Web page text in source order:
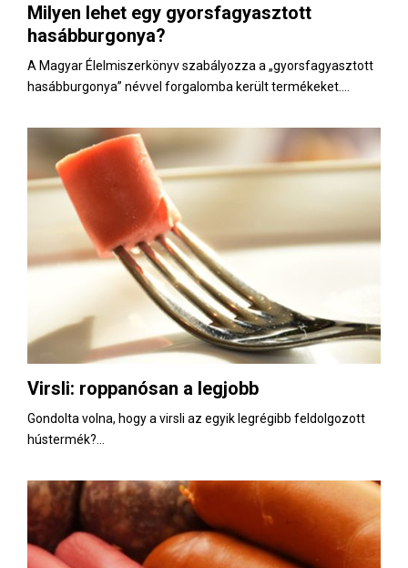
Milyen lehet egy gyorsfagyasztott
hasábburgonya?
A Magyar Élelmiszerkönyv szabályozza a „gyorsfagyasztott
hasábburgonya” névvel forgalomba került termékeket....
Virsli: roppanósan a legjobb
Gondolta volna, hogy a virsli az egyik legrégibb feldolgozott
hústermék?...